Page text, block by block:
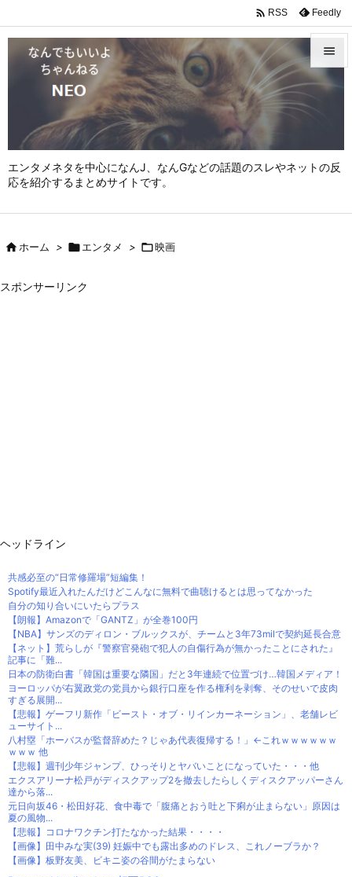
エンタメネタを中心になんJ、なんGなどの話題のスレやネットの反
応を紹介するまとめサイトです。



 RSS Feedly
ホーム > エンタメ > 映画
スポンサーリンク
ヘッドライン
共感必至の“日常修羅場”短編集！
Spotify最近入れたんだけどこんなに無料で曲聴けるとは思ってなかった
自分の知り合いにいたらプラス
【朗報】Amazonで「GANTZ」が全巻100円
【NBA】サンズのディロン・ブルックスが、チームと3年73milで契約延長合意
【ネット】荒らしが『警察官発砲で犯人の自傷行為が無かったことにされた』
記事に「難...
日本の防衛白書「韓国は重要な隣国」だと3年連続で位置づけ…韓国メディア！
ヨーロッパが右翼政党の党員から銀行口座を作る権利を剥奪、そのせいで皮肉
すぎる展開...
【悲報】ゲーフリ新作「ビースト・オブ・リインカーネーション」、老舗レビ
ューサイト...
八村塁「ホーバスが監督辞めた？じゃあ代表復帰する！」←これｗｗｗｗｗｗ
ｗｗｗ 他
【悲報】週刊少年ジャンプ、ひっそりとヤバいことになっていた・・・他
エクスアリーナ松戸がディスクアップ2を撤去したらしくディスクアッパーさん
達から落...
元日向坂46・松田好花、食中毒で「腹痛とおう吐と下痢が止まらない」原因は
夏の風物...
【悲報】コロナワクチン打たなかった結果・・・・
【画像】田中みな実(39) 妊娠中でも露出多めのドレス、これノーブラか？
【画像】板野友美、ビキニ姿の谷間がたまらない